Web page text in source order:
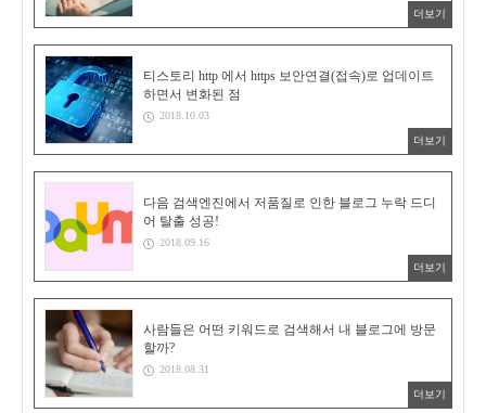
더보기
티스토리 http 에서 https 보안연결(접속)로 업데이트
하면서 변화된 점
2018.10.03
더보기
다음 검색엔진에서 저품질로 인한 블로그 누락 드디
어 탈출 성공!
2018.09.16
더보기
사람들은 어떤 키워드로 검색해서 내 블로그에 방문
할까?
2018.08.31
더보기